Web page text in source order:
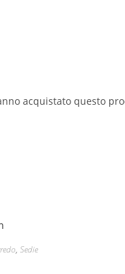
acquistato questo
,Sedie